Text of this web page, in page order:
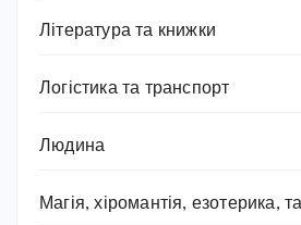
Література та книжки
Логістика та транспорт
Людина
Магія, хіромантія, езотерика,